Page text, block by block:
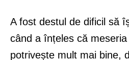
A fost destul de dificil să
când a înțeles că
potrivește mult mai bine,